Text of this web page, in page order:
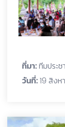
ที่มา:ทีมประ
วันที่:19 สิง